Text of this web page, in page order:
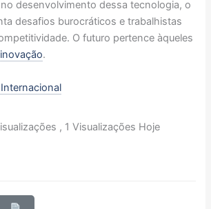
desenvolvimento dessa tecnologia, o
desafios burocráticos e trabalhistas
O futuro pertence àqueles
inovação.
, 1 Visualizações Hoje